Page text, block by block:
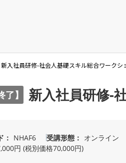
新入社員研修-社会人基礎スキル総合ワークシ
了】 新入社員研修-
NHAF6 受講形態 オンライン
円 (税別価格70,000円)